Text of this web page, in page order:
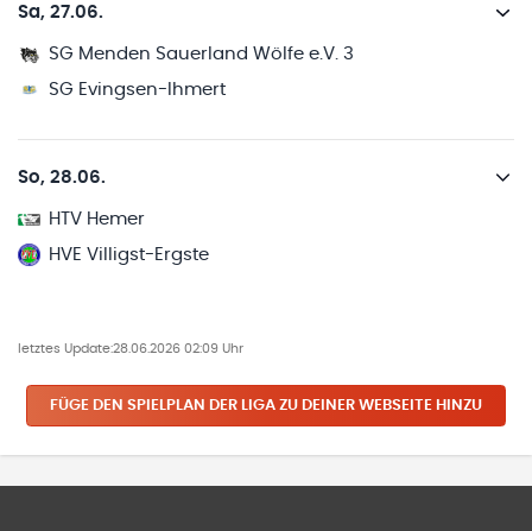
Sa, 27.06.
SG Menden Sauerland Wölfe e.V. 3
SG Evingsen-Ihmert
So, 28.06.
HTV Hemer
HVE Villigst-Ergste
letztes Update:28.06.2026 02:09 Uhr
FÜGE DEN SPIELPLAN DER LIGA ZU DEINER WEBSEITE HINZU